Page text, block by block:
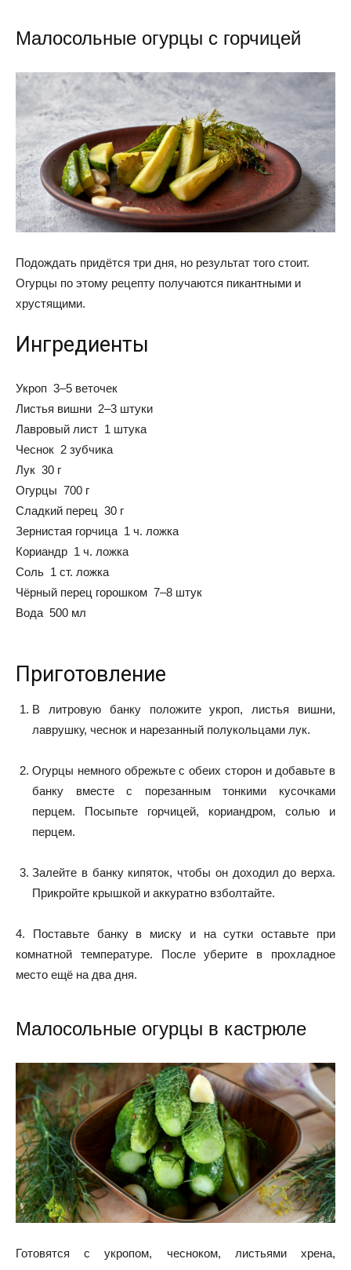
Малосольные огурцы с горчицей
Подождать придётся три дня, но результат того стоит.
Огурцы по этому рецепту получаются пикантными и
хрустящими.
Ингредиенты
Укроп 3–5 веточек
Листья вишни 2–3 штуки
Лавровый лист 1 штука
Чеснок 2 зубчика
Лук 30 г
Огурцы 700 г
Сладкий перец 30 г
Зернистая горчица 1 ч. ложка
Кориандр 1 ч. ложка
Соль 1 ст. ложка
Чёрный перец горошком 7–8 штук
Вода 500 мл
Приготовление
В литровую банку положите укроп, листья вишни,
лаврушку, чеснок и нарезанный полукольцами лук.
Огурцы немного обрежьте с обеих сторон и добавьте в
банку вместе с порезанным тонкими кусочками
перцем. Посыпьте горчицей, кориандром, солью и
перцем.
Залейте в банку кипяток, чтобы он доходил до верха.
Прикройте крышкой и аккуратно взболтайте.
4. Поставьте банку в миску и на сутки оставьте при
комнатной температуре. После уберите в прохладное
место ещё на два дня.
Малосольные огурцы в кастрюле
Готовятся с укропом, чесноком, листьями хрена,